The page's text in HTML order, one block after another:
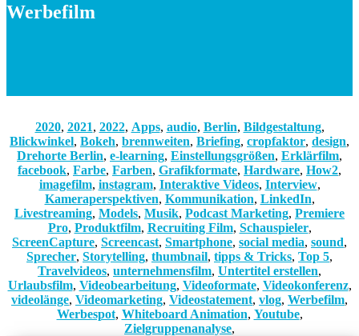
Werbefilm
2020, 2021, 2022, Apps, audio, Berlin, Bildgestaltung,
Blickwinkel, Bokeh, brennweiten, Briefing, cropfaktor, design,
Drehorte Berlin, e-learning, Einstellungsgrößen, Erklärfilm,
facebook, Farbe, Farben, Grafikformate, Hardware, How2,
imagefilm, instagram, Interaktive Videos, Interview,
Kameraperspektiven, Kommunikation, LinkedIn,
Livestreaming, Models, Musik, Podcast Marketing, Premiere
Pro, Produktfilm, Recruiting Film, Schauspieler,
ScreenCapture, Screencast, Smartphone, social media, sound,
Sprecher, Storytelling, thumbnail, tipps & Tricks, Top 5,
Travelvideos, unternehmensfilm, Untertitel erstellen,
Urlaubsfilm, Videobearbeitung, Videoformate, Videokonferenz,
videolänge, Videomarketing, Videostatement, vlog, Werbefilm,
Werbespot, Whiteboard Animation, Youtube,
Zielgruppenanalyse,